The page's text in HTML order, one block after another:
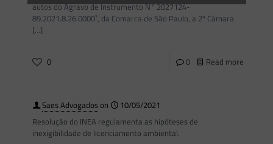
autos do Agravo de Instrumento N° 2027124-
89.2021.8.26.0000¹, da Comarca de São Paulo, a 2º Câmara
[…]
0 0 Read more
Saes Advogadoson
10/05/2021
Resolução do INEA regulamenta as hipóteses de
inexigibilidade de licenciamento ambiental.